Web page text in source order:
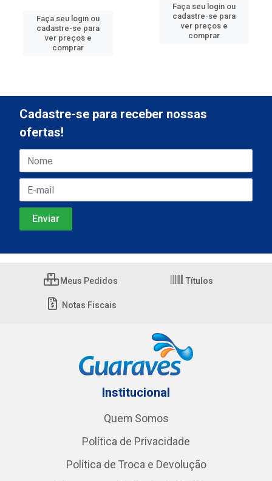
Faça seu login ou
cadastre-se para
ver preços e
comprar
Faça seu login ou
cadastre-se para
ver preços e
comprar
Cadastre-se para receber nossas
ofertas!
Meus Pedidos Títulos
Notas Fiscais
Institucional
Quem Somos
Política de Privacidade
Política de Troca e Devolução